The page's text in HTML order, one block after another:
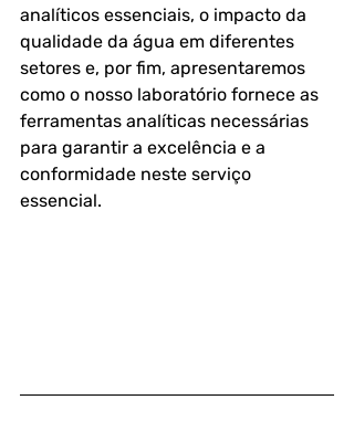
analíticos essenciais, o impacto da
qualidade da água em diferentes
setores e, por fim, apresentaremos
como o nosso laboratório fornece as
ferramentas analíticas necessárias
para garantir a excelência e a
conformidade neste serviço
essencial.